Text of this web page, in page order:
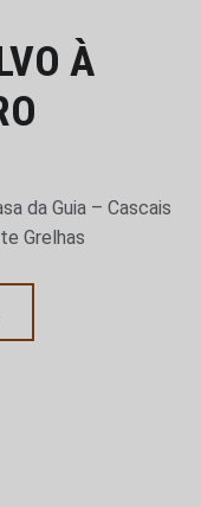
À
da Guia – Cascais
Grelhas